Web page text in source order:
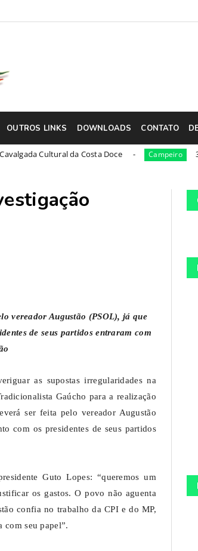
OUTROS LINKS DOWNLOADS CONTATO
Cultural da Costa Doce Campeiro 36ª
vereador Augustão (PSOL), já que
de seus partidos entraram com
as supostas irregularidades na
Gaúcho para a realização
ser feita pelo vereador Augustão
com os presidentes de seus partidos
Guto Lopes: “queremos um
os gastos. O povo não aguenta
confia no trabalho da CPI e do MP,
com seu papel”.